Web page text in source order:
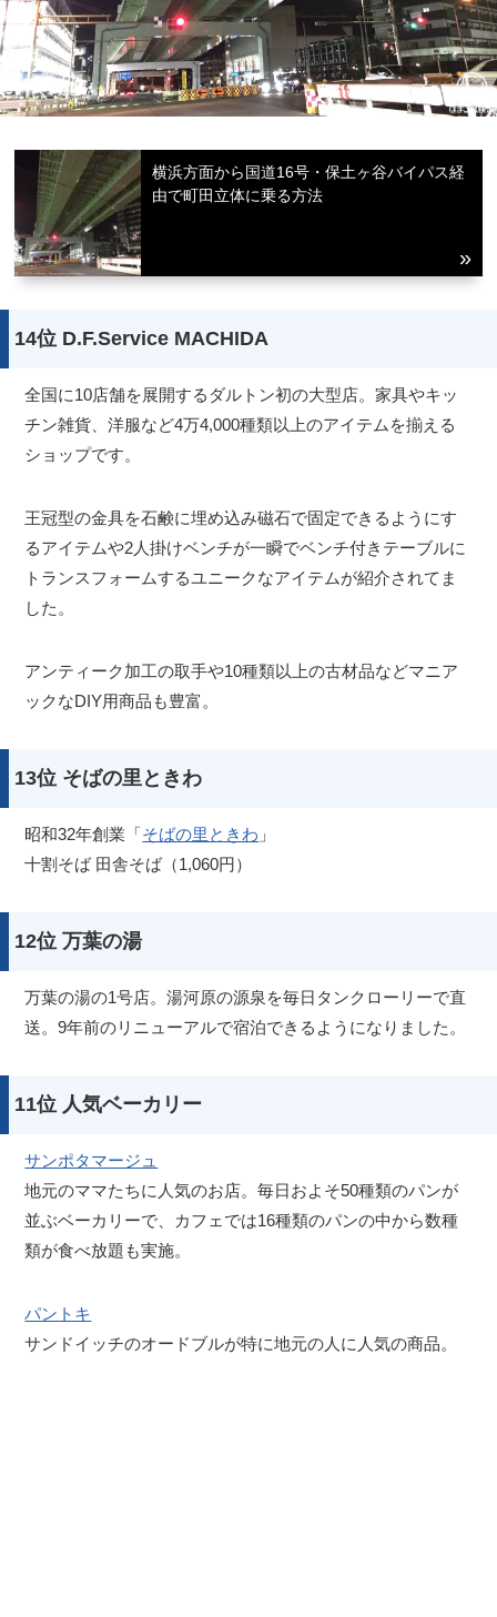
横浜方面から国道16号・保土ヶ谷バイパス経
由で町田立体に乗る方法
14位 D.F.Service MACHIDA
全国に10店舗を展開するダルトン初の大型店。家具やキッ
チン雑貨、洋服など4万4,000種類以上のアイテムを揃える
ショップです。
王冠型の金具を石鹸に埋め込み磁石で固定できるようにす
るアイテムや2人掛けベンチが一瞬でベンチ付きテーブルに
トランスフォームするユニークなアイテムが紹介されてま
した。
アンティーク加工の取手や10種類以上の古材品などマニア
ックなDIY用商品も豊富。
13位 そばの里ときわ
昭和32年創業「そばの里ときわ 」
十割そば 田舎そば（1,060円）
12位 万葉の湯
万葉の湯の1号店。湯河原の源泉を毎日タンクローリーで直
送。9年前のリニューアルで宿泊できるようになりました。
11位 人気ベーカリー
サンポタマージュ
地元のママたちに人気のお店。毎日およそ50種類のパンが
並ぶベーカリーで、カフェでは16種類のパンの中から数種
類が食べ放題も実施。
パントキ
サンドイッチのオードブルが特に地元の人に人気の商品。